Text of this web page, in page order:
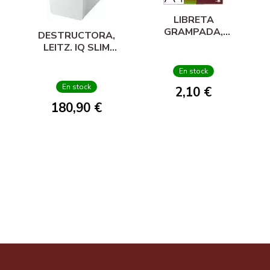
DESTRUCTORA,
LEITZ. IQ SLIM
En stock
180,90 €
LIBRETA
GRAMPADA,
FOLLAS, 90 GR.,
CADRICULADA 6
MM.
En stock
2,10 €